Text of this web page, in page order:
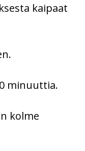
kaipaat
minuuttia.
kolme